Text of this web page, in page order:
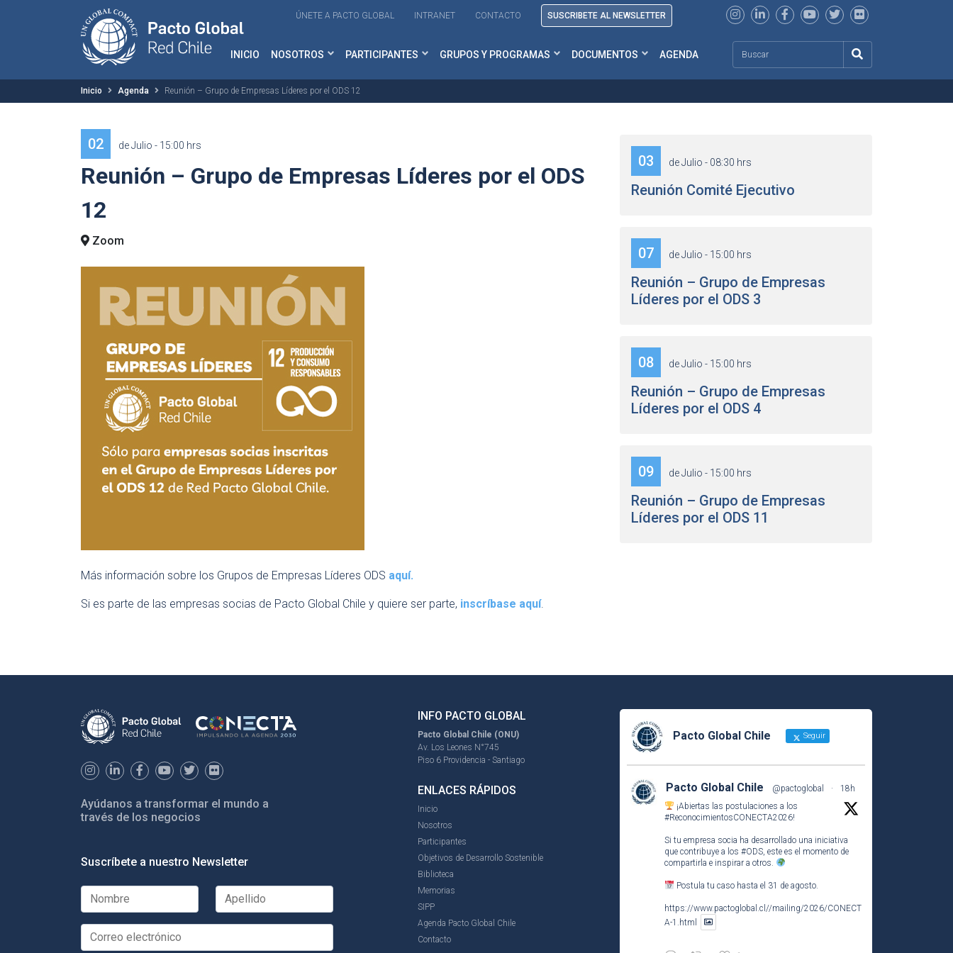
ÚNETE A PACTO GLOBAL INTRANET CONTACTO SUSCRIBETE AL NEWSLETTER
INICIO NOSOTROS PARTICIPANTES GRUPOS Y PROGRAMAS DOCUMENTOS AGENDA
Inicio Agenda Reunión – Grupo de Empresas Líderes por el ODS 12
02 de Julio - 15:00 hrs
Reunión – Grupo de Empresas Líderes por el ODS
12
Zoom
Más información sobre los Grupos de Empresas Líderes ODS aquí.
Si es parte de las empresas socias de Pacto Global Chile y quiere ser parte, inscríbase aquí.
03 de Julio - 08:30 hrs
Reunión Comité Ejecutivo
07 de Julio - 15:00 hrs
Reunión – Grupo de Empresas
Líderes por el ODS 3
08 de Julio - 15:00 hrs
Reunión – Grupo de Empresas
Líderes por el ODS 4
09 de Julio - 15:00 hrs
Reunión – Grupo de Empresas
Líderes por el ODS 11
Ayúdanos a transformar el mundo a
través de los negocios
Suscríbete a nuestro Newsletter
INFO PACTO GLOBAL
Pacto Global Chile (ONU)
Av. Los Leones N°745
Piso 6 Providencia - Santiago
ENLACES RÁPIDOS
Inicio
Nosotros
Participantes
Objetivos de Desarrollo Sostenible
Biblioteca
Memorias
SIPP
Agenda Pacto Global Chile
Contacto
Pacto Global Chile Seguir
Pacto Global Chile @pactoglobal ·
18h
¡Abiertas las postulaciones a los
#ReconocimientosCONECTA2026!
Si tu empresa socia ha desarrollado una iniciativa
que contribuye a los #ODS, este es el momento de
compartirla e inspirar a otros.
Postula tu caso hasta el 31 de agosto.
https://www.pactoglobal.cl//mailing/2026/CONECT
A-1.html